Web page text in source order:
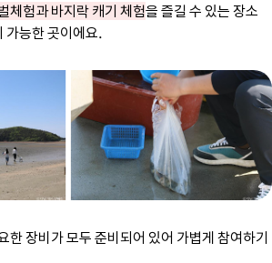
체험과 바지락 캐기 체험을 즐길 수 있는 장소
가능한 곳이에요.
한 장비가 모두 준비되어 있어 가볍게 참여하기